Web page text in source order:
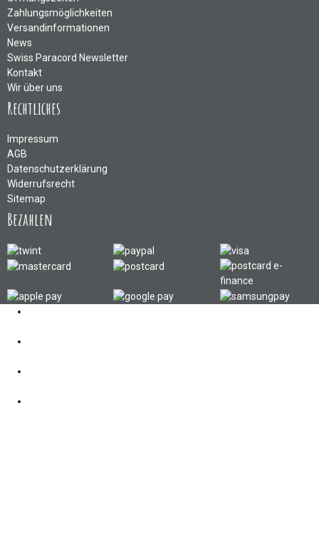
Zahlungsmöglichkeiten
Versandinformationen
News
Swiss Paracord Newsletter
Kontakt
Wir über uns
Rechtliches
Impressum
AGB
Datenschutzerklärung
Widerrufsrecht
Sitemap
Bezahlen